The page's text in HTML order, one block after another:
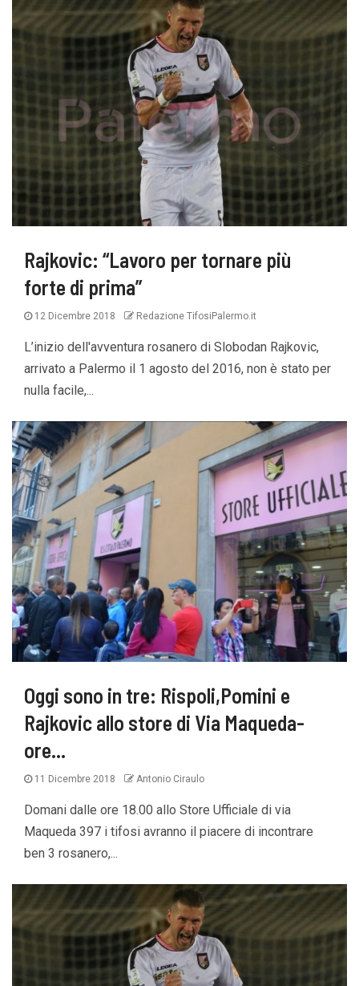
Rajkovic: “Lavoro per tornare più
forte di prima”
12 Dicembre 2018 Redazione TifosiPalermo.it
L’inizio dell'avventura rosanero di Slobodan Rajkovic,
arrivato a Palermo il 1 agosto del 2016, non è stato per
nulla facile,...
Oggi sono in tre: Rispoli,Pomini e
Rajkovic allo store di Via Maqueda-
ore…
11 Dicembre 2018 Antonio Ciraulo
Domani dalle ore 18.00 allo Store Ufficiale di via
Maqueda 397 i tifosi avranno il piacere di incontrare
ben 3 rosanero,...